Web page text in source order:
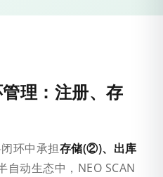
理：注册、存
环中承担存储(②)、出库
自动生态中，NEO SCAN